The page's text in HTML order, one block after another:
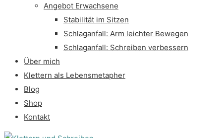
Angebot Erwachsene
Stabilität im Sitzen
Schlaganfall: Arm leichter Bewegen
Schlaganfall: Schreiben verbessern
Über mich
Klettern als Lebensmetapher
Blog
Shop
Kontakt